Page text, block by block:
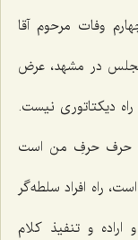
وفات مرحوم آقا
در مشهد، عرض
دیكتاتوری نیست.
حرف حرفِ من است
راه افراد سلطه‌گر
و تنفیذ كلام‌